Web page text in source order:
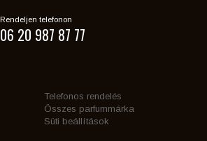
Rendeljen telefonon
06 20 987 87 77
Telefonos rendelés
Összes parfummárka
Süti beállítások